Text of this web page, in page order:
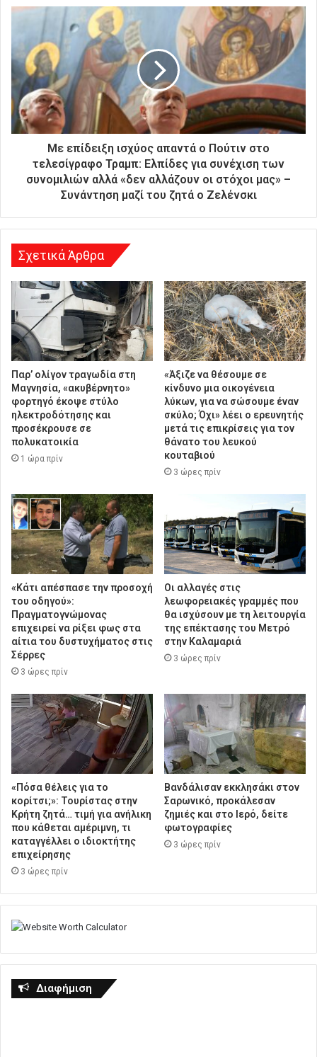
κ
δ
ι
ε
ύ
Με επίδειξη ισχύος απαντά ο Πούτιν στο
τελεσίγραφο Τραμπ: Ελπίδες για συνέχιση των
συνομιλιών αλλά «δεν αλλάζουν οι στόχοι μας» –
Συνάντηση μαζί του ζητά ο Ζελένσκι
Σχετικά Άρθρα
Παρ’ ολίγον τραγωδία στη
Μαγνησία, «ακυβέρνητο»
φορτηγό έκοψε στύλο
ηλεκτροδότησης και
προσέκρουσε σε
πολυκατοικία
1 ώρα πρίν
«Άξιζε να θέσουμε σε
κίνδυνο μια οικογένεια
λύκων, για να σώσουμε έναν
σκύλο; Όχι» λέει ο ερευνητής
μετά τις επικρίσεις για τον
θάνατο του λευκού
κουταβιού
3 ώρες πρίν
«Κάτι απέσπασε την προσοχή
του οδηγού»:
Πραγματογνώμονας
επιχειρεί να ρίξει φως στα
αίτια του δυστυχήματος στις
Σέρρες
3 ώρες πρίν
Οι αλλαγές στις
λεωφορειακές γραμμές που
θα ισχύσουν με τη λειτουργία
της επέκτασης του Μετρό
στην Καλαμαριά
3 ώρες πρίν
«Πόσα θέλεις για το
κορίτσι;»: Τουρίστας στην
Κρήτη ζητά… τιμή για ανήλικη
που κάθεται αμέριμνη, τι
καταγγέλλει ο ιδιοκτήτης
επιχείρησης
3 ώρες πρίν
Βανδάλισαν εκκλησάκι στον
Σαρωνικό, προκάλεσαν
ζημιές και στο Ιερό, δείτε
φωτογραφίες
3 ώρες πρίν
Διαφήμιση